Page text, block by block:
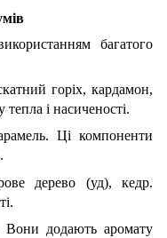
багатого
горіх, кардамон,
і насиченості.
Ці компоненти
дерево (уд), кедр.
Вони додають аромату